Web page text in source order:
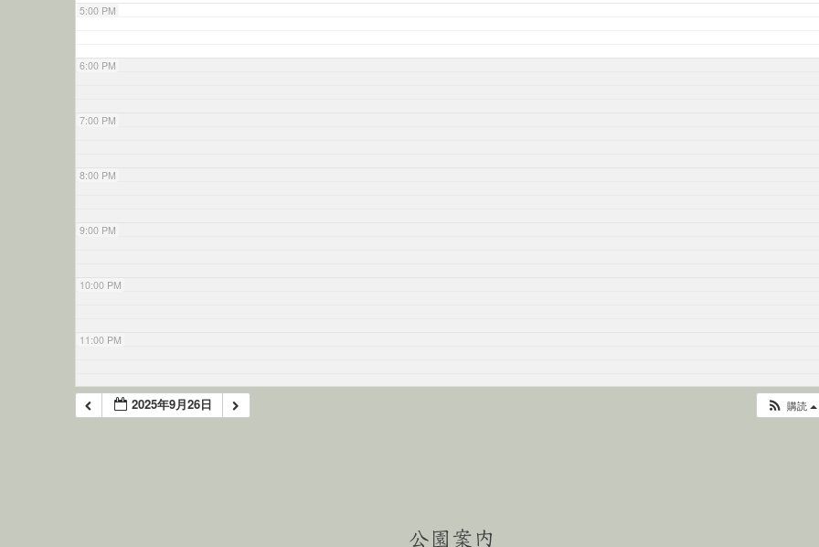
5:00 PM
6:00 PM
7:00 PM
8:00 PM
9:00 PM
10:00 PM
11:00 PM
2025年9月26日 購読
公園案内